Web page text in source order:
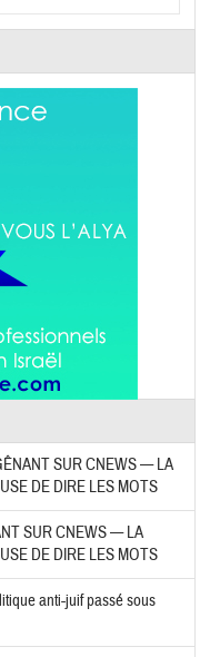
SUR CNEWS — LA
DE DIRE LES MOTS
SUR CNEWS — LA
DE DIRE LES MOTS
anti-juif passé sous